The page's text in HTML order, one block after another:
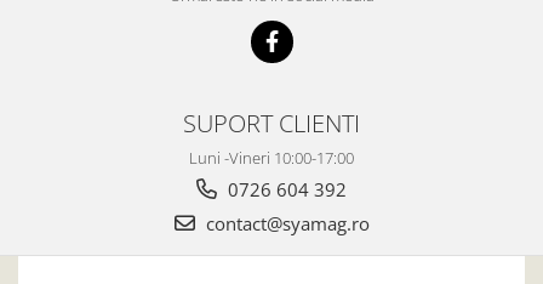
SUPORT CLIENTI
Luni -Vineri 10:00-17:00
0726 604 392
contact@syamag.ro